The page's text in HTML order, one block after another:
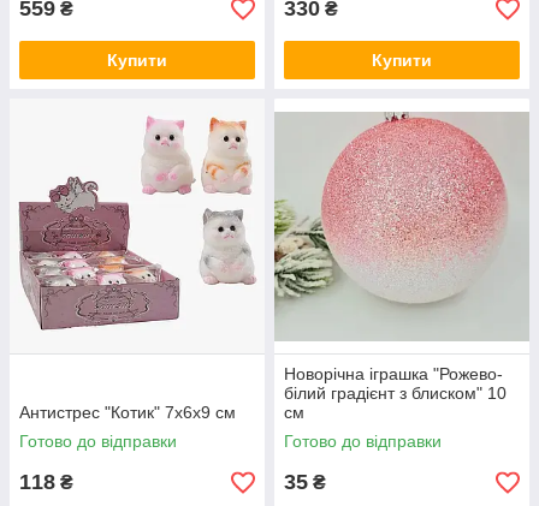
559 ₴
Купити
330 ₴
Купити
Антистрес "Котик" 7х6х9 см
Готово до відправки
118 ₴
Новорічна іграшка "Рожево-
білий градієнт з блиском" 10
см
Готово до відправки
35 ₴